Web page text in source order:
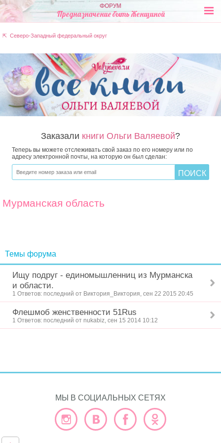
ФОРУМ
Предназначение быть Женщиной
⇱ Северо-Западный федеральный округ
Заказали книги Ольги Валяевой?
Теперь вы можете отслеживать свой заказ по его номеру или по
адресу электронной почты, на которую он был сделан:
Мурманская область
Темы форума
Ищу подруг - единомышленниц из Мурманска
и области.
1 Ответов: последний от Виктория_Виктория, сен 22 2015 20:45
Флешмоб женственности 51Rus
1 Ответов: последний от nukabiz, сен 15 2014 10:12
МЫ В СОЦИАЛЬНЫХ СЕТЯХ